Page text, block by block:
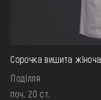
Сорочка вишита жіноча
Поділля
поч. 20 ст.